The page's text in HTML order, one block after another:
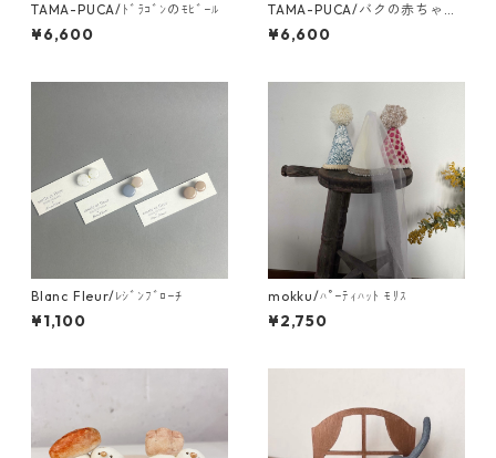
TAMA-PUCA/ﾄﾞﾗｺﾞﾝのﾓﾋﾞｰﾙ
¥6,600
TAMA-PUCA/バクの赤ちゃん
ﾓﾋﾞｰﾙ
¥6,600
Blanc Fleur/ﾚｼﾞﾝﾌﾞﾛｰﾁ
¥1,100
mokku/ﾊﾟｰﾃｨﾊｯﾄ ﾓﾘｽ
¥2,750